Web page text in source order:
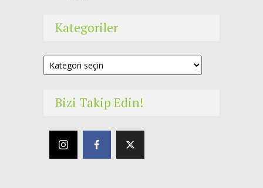
Kategoriler
Kategoriler
Bizi Takip Edin!